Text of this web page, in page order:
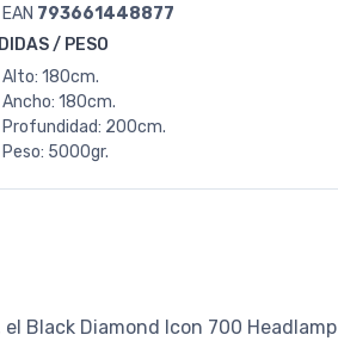
EAN 793661448877
/ PESO
Alto: 180cm.
Ancho: 180cm.
Profundidad: 200cm.
Peso: 5000gr.
Black Diamond Icon 700 Headlamp